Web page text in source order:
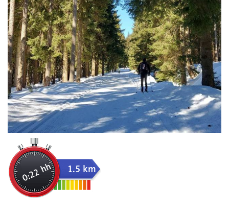
0:22 hh 1.5 km